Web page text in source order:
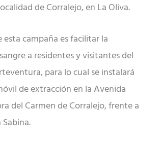
de Corralejo, en La Oliva.
esta campaña es facilitar la
a residentes y visitantes del
para lo cual se instalará
de extracción en la Avenida
del Carmen de Corralejo, frente a